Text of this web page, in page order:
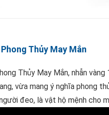
Thủy May Mắn
Thủy May Mắn, nhẫn
vừa mang ý nghĩa phong
đeo, là vật hộ mệnh cho